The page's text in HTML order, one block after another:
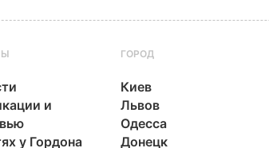
и
у Гордона
ГОРОД
Киев
Львов
Одесса
Донецк